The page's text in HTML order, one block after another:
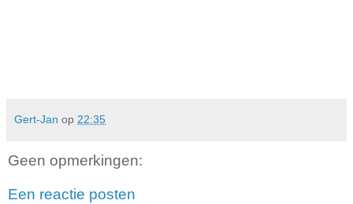
Gert-Jan op 22:35
Geen opmerkingen:
Een reactie posten